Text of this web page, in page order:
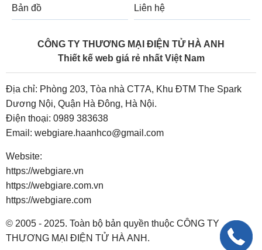
Bản đồ Liên hệ
CÔNG TY THƯƠNG MẠI ĐIỆN TỬ HÀ ANH
Thiết kế web giá rẻ nhất Việt Nam
Địa chỉ: Phòng 203, Tòa nhà CT7A, Khu ĐTM The Spark
Dương Nội, Quận Hà Đông, Hà Nội.
Điện thoại: 0989 383638
Email: webgiare.haanhco@gmail.com
Website:
https://webgiare.vn
https://webgiare.com.vn
https://webgiare.com
© 2005 - 2025. Toàn bộ bản quyền thuộc CÔNG TY
THƯƠNG MẠI ĐIỆN TỬ HÀ ANH.